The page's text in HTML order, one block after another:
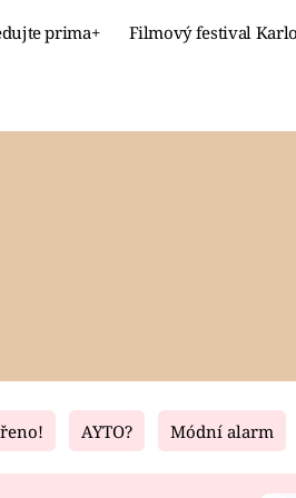
prima+ Filmový festival
Living
AYTO? Módní alarm